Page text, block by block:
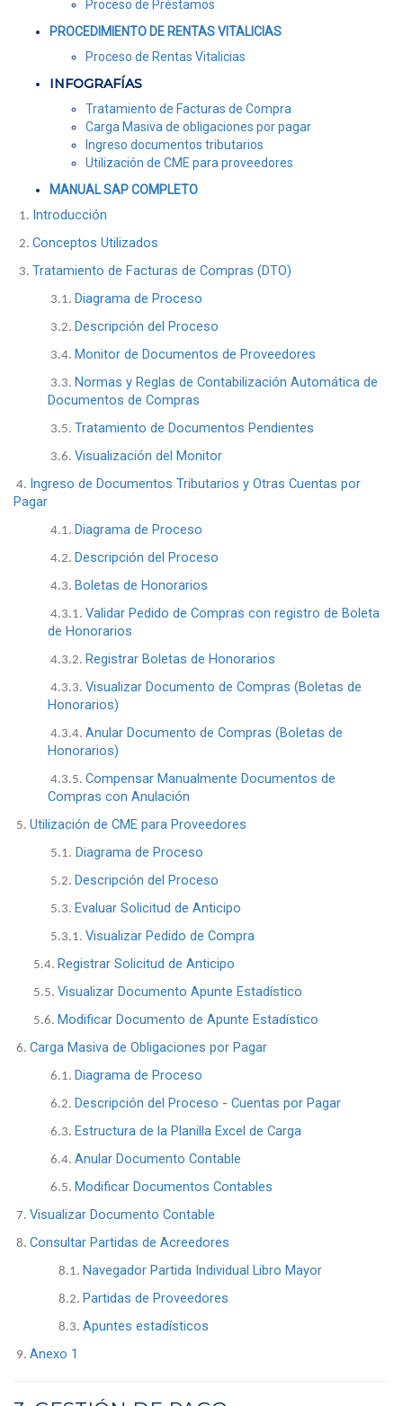
Proceso de Préstamos
PROCEDIMIENTO DE RENTAS VITALICIAS
Proceso de Rentas Vitalicias
INFOGRAFÍAS
Tratamiento de Facturas de Compra
Carga Masiva de obligaciones por pagar
Ingreso documentos tributarios
Utilización de CME para proveedores
MANUAL SAP COMPLETO
1. Introducción
2. Conceptos Utilizados
3. Tratamiento de Facturas de Compras (DTO)
3.1. Diagrama de Proceso
3.2. Descripción del Proceso
3.4. Monitor de Documentos de Proveedores
3.3. Normas y Reglas de Contabilización Automática de
Documentos de Compras
3.5. Tratamiento de Documentos Pendientes
3.6. Visualización del Monitor
4. Ingreso de Documentos Tributarios y Otras Cuentas por
Pagar
4.1. Diagrama de Proceso
4.2. Descripción del Proceso
4.3. Boletas de Honorarios
4.3.1. Validar Pedido de Compras con registro de Boleta
de Honorarios
4.3.2. Registrar Boletas de Honorarios
4.3.3. Visualizar Documento de Compras (Boletas de
Honorarios)
4.3.4. Anular Documento de Compras (Boletas de
Honorarios)
4.3.5. Compensar Manualmente Documentos de
Compras con Anulación
5. Utilización de CME para Proveedores
5.1. Diagrama de Proceso
5.2. Descripción del Proceso
5.3. Evaluar Solicitud de Anticipo
5.3.1. Visualizar Pedido de Compra
5.4. Registrar Solicitud de Anticipo
5.5. Visualizar Documento Apunte Estadístico
5.6. Modificar Documento de Apunte Estadístico
6. Carga Masiva de Obligaciones por Pagar
6.1. Diagrama de Proceso
6.2. Descripción del Proceso - Cuentas por Pagar
6.3. Estructura de la Planilla Excel de Carga
6.4. Anular Documento Contable
6.5. Modificar Documentos Contables
7. Visualizar Documento Contable
8. Consultar Partidas de Acreedores
8.1. Navegador Partida Individual Libro Mayor
8.2. Partidas de Proveedores
8.3. Apuntes estadísticos
9. Anexo 1